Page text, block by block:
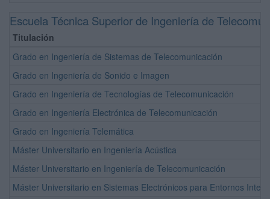
Escuela Técnica Superior de Ingeniería de
Titulación
Grado en Ingeniería de Sistemas de Telecomunicación
Grado en Ingeniería de Sonido e Imagen
Grado en Ingeniería de Tecnologías de Telecomunicación
Grado en Ingeniería Electrónica de Telecomunicación
Grado en Ingeniería Telemática
Máster Universitario en Ingeniería Acústica
Máster Universitario en Ingeniería de Telecomunicación
Máster Universitario en Sistemas Electrónicos para Entornos